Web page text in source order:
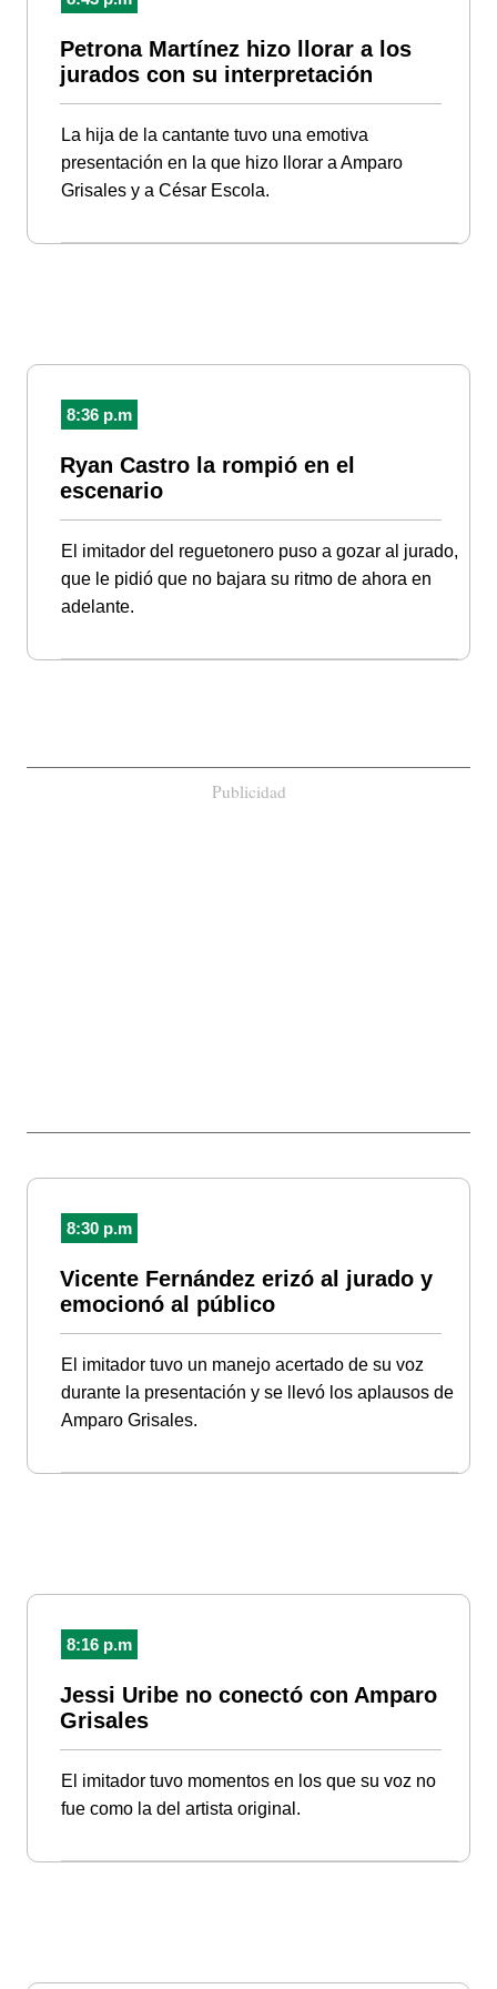
Petrona Martínez hizo llorar a los
jurados con su interpretación
La hija de la cantante tuvo una emotiva
presentación en la que hizo llorar a Amparo
Grisales y a César Escola.
8:36 p.m
Ryan Castro la rompió en el
escenario
El imitador del reguetonero puso a gozar al jurado,
que le pidió que no bajara su ritmo de ahora en
adelante.
Publicidad
8:30 p.m
Vicente Fernández erizó al jurado y
emocionó al público
El imitador tuvo un manejo acertado de su voz
durante la presentación y se llevó los aplausos de
Amparo Grisales.
8:16 p.m
Jessi Uribe no conectó con Amparo
Grisales
El imitador tuvo momentos en los que su voz no
fue como la del artista original.